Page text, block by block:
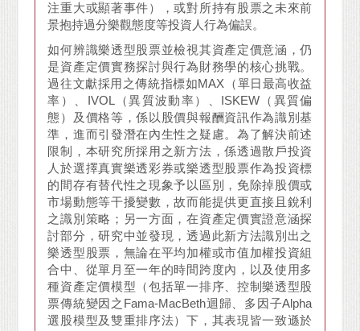
注重大或顯著事件），或對所持有股票之未來前
景抱持過分樂觀態度等投資人行為偏誤。
如何辨識樂透型股票並檢視其資產定價意涵，仍
是資產定價實務探討與行為財務學的核心挑戰。
過往文獻採用之傳統指標如MAX（單日最高收益
率）、IVOL（異質波動率）、ISKEW（異質偏
態）及價格等，係以股價與報酬資訊作為識別基
準，進而引發潛在內生性之疑慮。為了解決前述
限制，本研究所採用之新方法，係透過散戶投資
人於選擇真實樂透彩券或樂透型股票作為投資標
的間存有替代性之現象予以區別，免除掉股價或
市場動態等干擾變數，故而能提供更直接且銳利
之識別策略；另一方面，在資產定價實證意涵探
討部分，研究中並發現，透過此新方法識別出之
樂透型股票，無論在平均加權或市值加權投資組
合中、從單月至一年的時間跨度內，以及使用多
種資產定價模型（包括單一排序、控制樂透型股
票傳統變因之Fama-MacBeth迴歸、多因子Alpha
選股模型及雙重排序法）下，其表現皆一致遜於